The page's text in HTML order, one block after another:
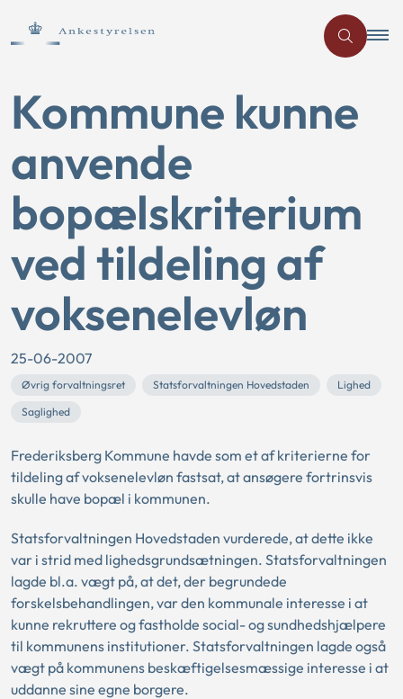
Kommune kunne
anvende
bopælskriterium
ved tildeling af
voksenelevløn
25-06-2007
Øvrig forvaltningsret Statsforvaltningen Hovedstaden
Lighed
Saglighed
Frederiksberg Kommune havde som et af kriterierne for
tildeling af voksenelevløn fastsat, at ansøgere fortrinsvis
skulle have bopæl i kommunen.
Statsforvaltningen Hovedstaden vurderede, at dette ikke
var i strid med lighedsgrundsætningen. Statsforvaltningen
lagde bl.a. vægt på, at det, der begrundede
forskelsbehandlingen, var den kommunale interesse i at
kunne rekruttere og fastholde social- og sundhedshjælpere
til kommunens institutioner. Statsforvaltningen lagde også
vægt på kommunens beskæftigelsesmæssige interesse i at
uddanne sine egne borgere.